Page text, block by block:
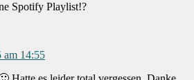
Spotify Playlist!?
am 14:55